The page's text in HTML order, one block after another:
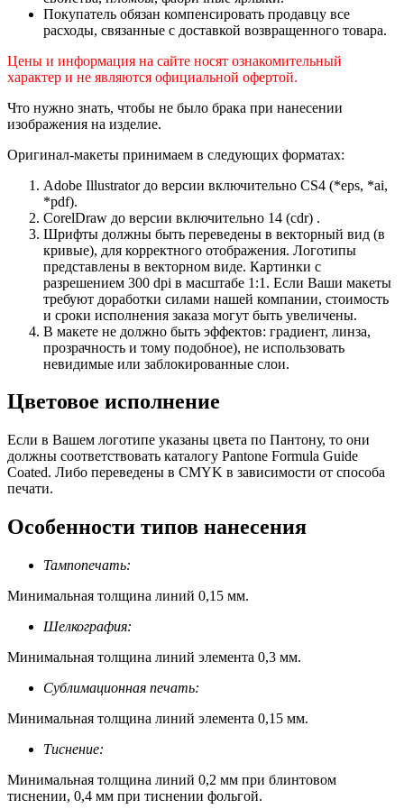
Покупатель обязан компенсировать продавцу все
расходы, связанные с доставкой возвращенного товара.
Цены и информация на сайте носят ознакомительный
характер и не являются официальной офертой.
Что нужно знать, чтобы не было брака при нанесении
изображения на изделие.
Оригинал-макеты принимаем в следующих форматах:
Adobe Illustrator до версии включительно CS4 (*eps, *ai,
*pdf).
CorelDraw до версии включительно 14 (cdr) .
Шрифты должны быть переведены в векторный вид (в
кривые), для корректного отображения. Логотипы
представлены в векторном виде. Картинки с
разрешением 300 dpi в масштабе 1:1. Если Ваши макеты
требуют доработки силами нашей компании, стоимость
и сроки исполнения заказа могут быть увеличены.
В макете не должно быть эффектов: градиент, линза,
прозрачность и тому подобное), не использовать
невидимые или заблокированные слои.
Цветовое исполнение
Если в Вашем логотипе указаны цвета по Пантону, то они
должны соответствовать каталогу Pantone Formula Guide
Coated. Либо переведены в CMYK в зависимости от способа
печати.
Особенности типов нанесения
Тампопечать:
Минимальная толщина линий 0,15 мм.
Шелкография:
Минимальная толщина линий элемента 0,3 мм.
Сублимационная печать:
Минимальная толщина линий элемента 0,15 мм.
Тиснение:
Минимальная толщина линий 0,2 мм при блинтовом
тиснении, 0,4 мм при тиснении фольгой.